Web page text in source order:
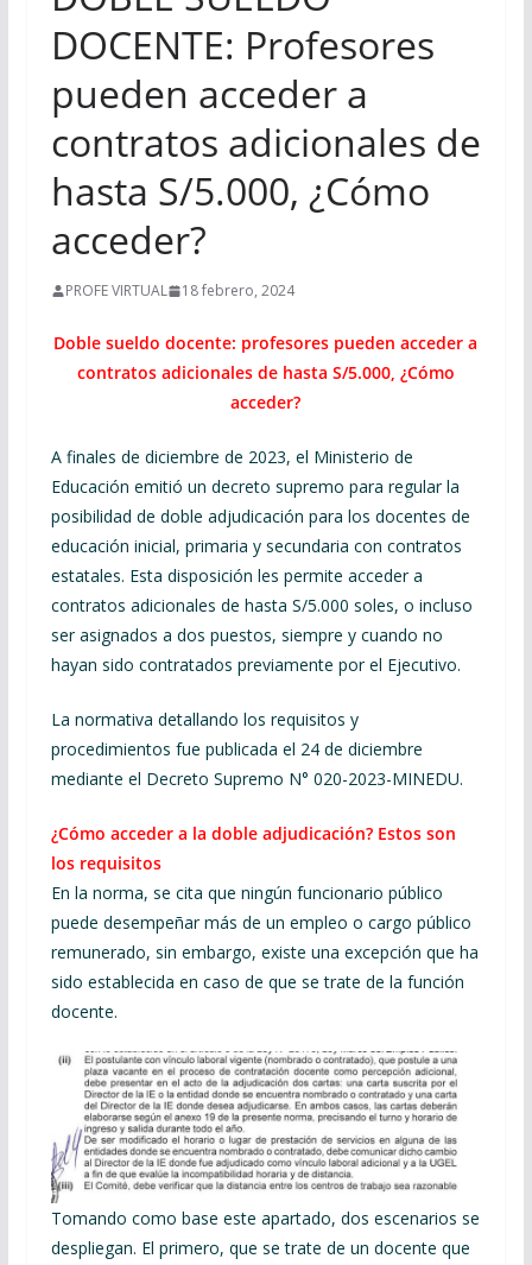
DOCENTE: Profesores
pueden acceder a
contratos adicionales de
hasta S/5.000, ¿Cómo
acceder?
PROFE VIRTUAL 18 febrero, 2024
Doble sueldo docente: profesores pueden acceder a
contratos adicionales de hasta S/5.000, ¿Cómo
acceder?
A finales de diciembre de 2023, el Ministerio de
Educación emitió un decreto supremo para regular la
posibilidad de doble adjudicación para los docentes de
educación inicial, primaria y secundaria con contratos
estatales. Esta disposición les permite acceder a
contratos adicionales de hasta S/5.000 soles, o incluso
ser asignados a dos puestos, siempre y cuando no
hayan sido contratados previamente por el Ejecutivo.
La normativa detallando los requisitos y
procedimientos fue publicada el 24 de diciembre
mediante el Decreto Supremo N° 020-2023-MINEDU.
¿Cómo acceder a la doble adjudicación? Estos son
los requisitos
En la norma, se cita que ningún funcionario público
puede desempeñar más de un empleo o cargo público
remunerado, sin embargo, existe una excepción que ha
sido establecida en caso de que se trate de la función
docente.
Tomando como base este apartado, dos escenarios se
despliegan. El primero, que se trate de un docente que